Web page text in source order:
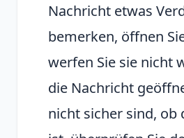
Nachricht etwas
bemerken, öffnen
werfen Sie sie nicht
die Nachricht
nicht sicher sind, ob